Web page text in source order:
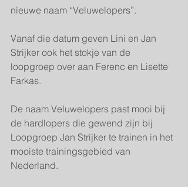
nieuwe naam “Veluwelopers”.
Vanaf die datum geven Lini en Jan
Strijker ook het stokje van de
loopgroep over aan Ferenc en Lisette
Farkas.
De naam Veluwelopers past mooi bij
de hardlopers die gewend zijn bij
Loopgroep Jan Strijker te trainen in het
mooiste trainingsgebied van
Nederland.